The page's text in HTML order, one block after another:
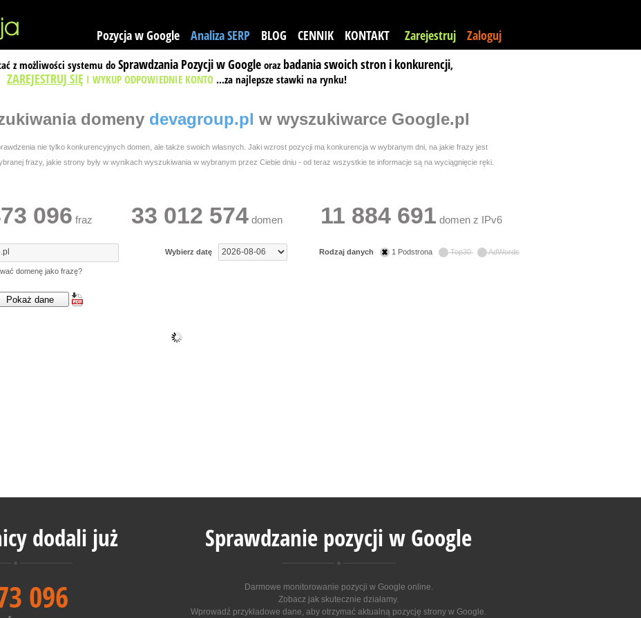
Pozycja w Google Analiza SERP BLOG CENNIK KONTAKT Zarejestruj Zaloguj
z możliwości systemu do Sprawdzania Pozycji w Google oraz badania swoich stron i konkurencji,
ZAREJESTRUJ SIĘ I WYKUP ODPOWIEDNIE KONTO ...za najlepsze stawki na rynku!
domeny devagroup.pl w wyszukiwarce Google.pl
nie tylko konkurencyjnych domen, ale także swoich własnych. Jaki wzrost pozycji ma konkurencja w wybranym dni, na jakie frazy jest
frazy, jakie strony były w wynikach wyszukiwania w wybranym przez Ciebie dniu - od teraz wszystkie te informacje są na wyciągnięcie ręki.
096 fraz 33 012 574domen 11 884 691 domen z IPv6
domenę jako frazę?
Wybierz datę Rodzaj danych 1 Podstrona Top30 AdWords
dodali już
096
Sprawdzanie pozycji w Google
Darmowe monitorowanie pozycji w Google online.
Zobacz jak skutecznie działamy.
Wprowadź przykładowe dane, aby otrzymać aktualną pozycję strony w Google.